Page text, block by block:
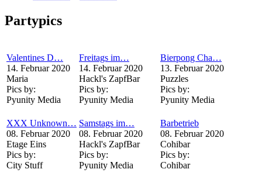
Partypics
Valentines D…
14. Februar 2020
Maria
Pics by:
Pyunity Media
Freitags im…
14. Februar 2020
Hackl's ZapfBar
Pics by:
Pyunity Media
Bierpong Cha…
13. Februar 2020
Puzzles
Pics by:
Pyunity Media
XXX Unknown…
08. Februar 2020
Etage Eins
Pics by:
City Stuff
Samstags im…
08. Februar 2020
Hackl's ZapfBar
Pics by:
Pyunity Media
Barbetrieb
08. Februar 2020
Cohibar
Pics by:
Cohibar